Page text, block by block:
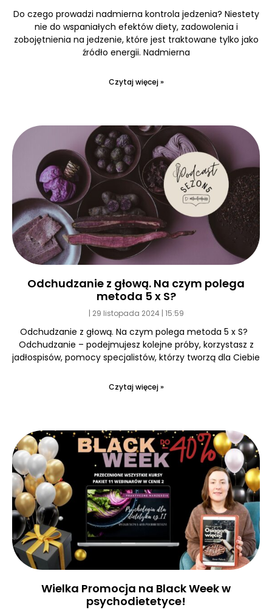
Do czego prowadzi nadmierna kontrola jedzenia? Niestety
nie do wspaniałych efektów diety, zadowolenia i
zobojętnienia na jedzenie, które jest traktowane tylko jako
źródło energii. Nadmierna
Czytaj więcej »
Odchudzanie z głową. Na czym polega
metoda 5 x S?
29 listopada 2024 15:59
Odchudzanie z głową. Na czym polega metoda 5 x S?
Odchudzanie – podejmujesz kolejne próby, korzystasz z
jadłospisów, pomocy specjalistów, którzy tworzą dla Ciebie
Czytaj więcej »
Wielka Promocja na Black Week w
psychodietetyce!